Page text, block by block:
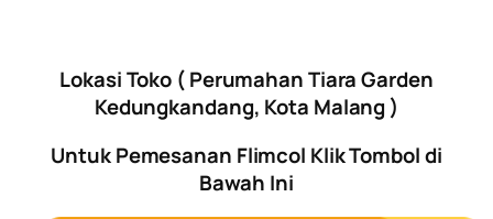
Lokasi Toko ( Perumahan Tiara Garden
Kedungkandang, Kota Malang )
Untuk Pemesanan Flimcol Klik Tombol di
Bawah Ini